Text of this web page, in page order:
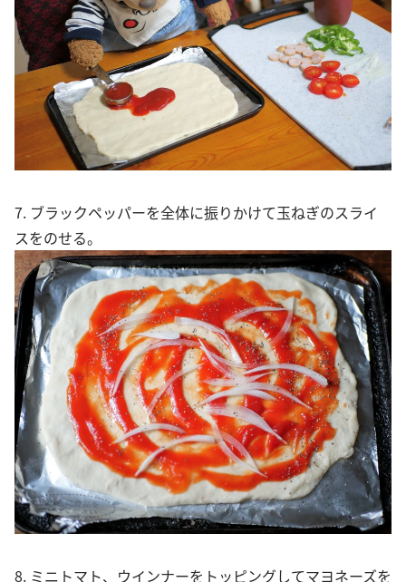
7. ブラックペッパーを全体に振りかけて玉ねぎのスライ
スをのせる。
8. ミニトマト、ウインナーをトッピングしてマヨネーズを